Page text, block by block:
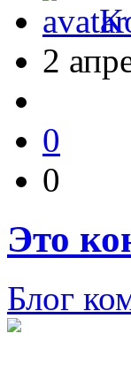
2
0
0
Это
Блог